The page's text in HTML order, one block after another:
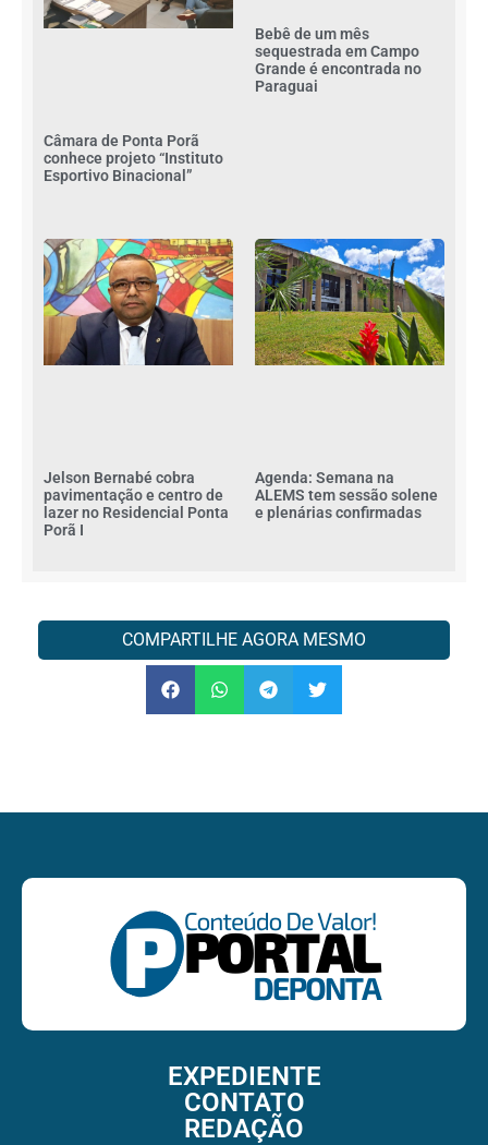
Câmara de Ponta Porã
conhece projeto “Instituto
Esportivo Binacional”
Bebê de um mês
sequestrada em Campo
Grande é encontrada no
Paraguai
Jelson Bernabé cobra
pavimentação e centro de
lazer no Residencial Ponta
Porã I
Agenda: Semana na
ALEMS tem sessão solene
e plenárias confirmadas
COMPARTILHE AGORA MESMO
EXPEDIENTE
CONTATO
REDAÇÃO